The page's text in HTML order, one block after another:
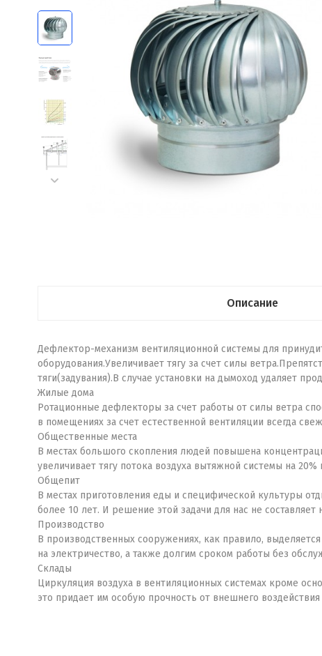
Описание
Дефлектор-механизм вентиляционной системы для
оборудования.Увеличивает тягу за счет силы
тяги(задувания).В случае установки на дымоход удаляет
Жилые дома
Ротационные дефлекторы за счет работы от силы ветра
в помещениях за счет естественной вентиляции всегда
Общественные места
В местах большого скопления людей повышена
увеличивает тягу потока воздуха вытяжной системы на
Общепит
В местах приготовления еды и специфической культуры
более 10 лет. И решение этой задачи для нас не составляет
Производство
В производственных сооружениях, как правило,
на электричество, а также долгим сроком работы без
Склады
Циркуляция воздуха в вентиляционных системах кроме
это придает им особую прочность от внешнего